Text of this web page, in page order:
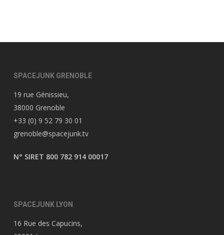
SPACEJUNK GRENOBLE
19 rue Génissieu,
38000 Grenoble
+33 (0) 9 52 79 30 01
grenoble@spacejunk.tv
N° SIRET 800 782 914 00017
SPACEJUNK LYON
16 Rue des Capucins,